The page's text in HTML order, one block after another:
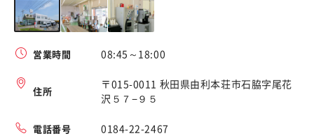
営業時間 08:45～18:00
住所
〒015-0011 秋田県由利本荘市石脇字尾花
沢５７−９５
電話番号 0184-22-2467